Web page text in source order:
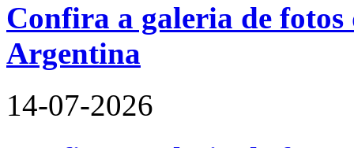
Confira a galeria de
Argentina
14-07-2026